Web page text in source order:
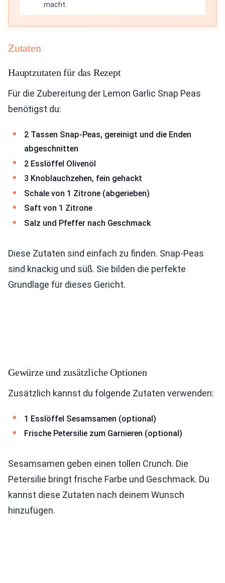
macht.
Zutaten
Hauptzutaten für das Rezept
Für die Zubereitung der Lemon Garlic Snap Peas
benötigst du:
2 Tassen Snap-Peas, gereinigt und die Enden
abgeschnitten
2 Esslöffel Olivenöl
3 Knoblauchzehen, fein gehackt
Schale von 1 Zitrone (abgerieben)
Saft von 1 Zitrone
Salz und Pfeffer nach Geschmack
Diese Zutaten sind einfach zu finden. Snap-Peas
sind knackig und süß. Sie bilden die perfekte
Grundlage für dieses Gericht.
Gewürze und zusätzliche Optionen
Zusätzlich kannst du folgende Zutaten verwenden:
1 Esslöffel Sesamsamen (optional)
Frische Petersilie zum Garnieren (optional)
Sesamsamen geben einen tollen Crunch. Die
Petersilie bringt frische Farbe und Geschmack. Du
kannst diese Zutaten nach deinem Wunsch
hinzufügen.